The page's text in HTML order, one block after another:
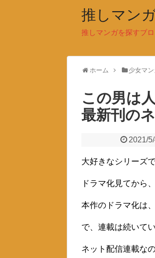
推しマン
推しマンガを探すブ
ホーム 少女マ
この男は
最新刊の
2021/
大好きなシリーズで
ドラマ化見てから
本作のドラマ化は
で、連載は続いてい
ネット配信連載な